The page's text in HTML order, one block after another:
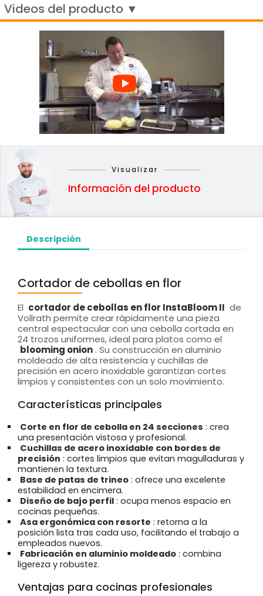
Videos del producto ▼
Visualizar
Información del producto
Descripción
Cortador de cebollas en flor
El cortador de cebollas en flor InstaBloom II de
Vollrath permite crear rápidamente una pieza
central espectacular con una cebolla cortada en
24 trozos uniformes, ideal para platos como el
blooming onion . Su construcción en aluminio
moldeado de alta resistencia y cuchillas de
precisión en acero inoxidable garantizan cortes
limpios y consistentes con un solo movimiento.
Características principales
Corte en flor de cebolla en 24 secciones : crea
una presentación vistosa y profesional.
Cuchillas de acero inoxidable con bordes de
precisión : cortes limpios que evitan magulladuras y
mantienen la textura.
Base de patas de trineo : ofrece una excelente
estabilidad en encimera.
Diseño de bajo perfil : ocupa menos espacio en
cocinas pequeñas.
Asa ergonómica con resorte : retorna a la
posición lista tras cada uso, facilitando el trabajo a
empleados nuevos.
Fabricación en aluminio moldeado : combina
ligereza y robustez.
Ventajas para cocinas profesionales